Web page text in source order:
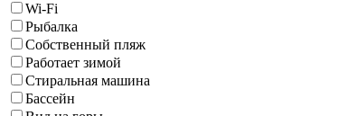
Wi-Fi
Рыбалка
Собственный пляж
Работает зимой
Стиральная машина
Бассейн